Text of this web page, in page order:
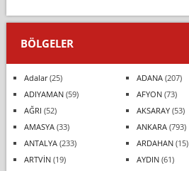
BÖLGELER
Adalar(25) ADANA(207)
ADIYAMAN(59) AFYON(73)
AĞRI (52) AKSARAY(53)
AMASYA(33) ANKARA(793)
ANTALYA(233) ARDAHAN(15)
ARTVİN(19) AYDIN(61)